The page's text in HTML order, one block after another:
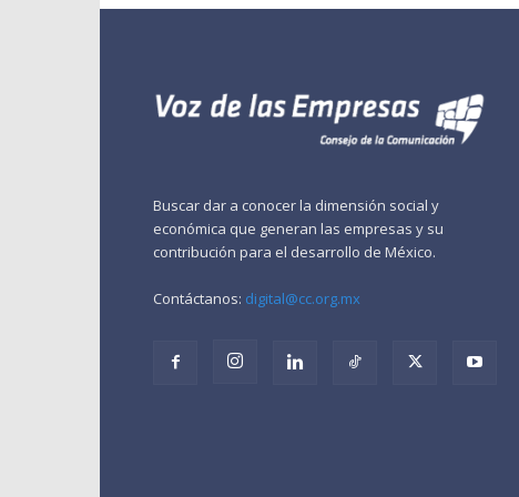
Buscar dar a conocer la dimensión social y
económica que generan las empresas y su
contribución para el desarrollo de México.
Contáctanos: digital@cc.org.mx